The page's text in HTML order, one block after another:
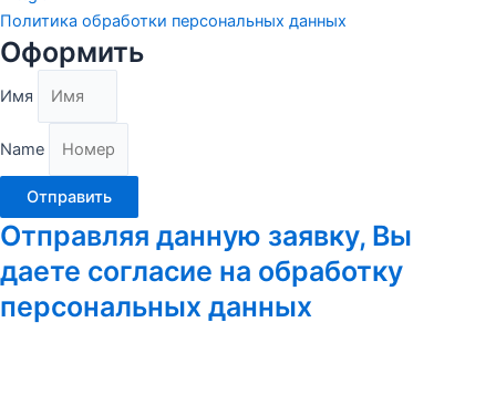
Политика обработки персональных данных
Оформить
Имя
Name
Отправить
Отправляя данную заявку, Вы
даете согласие на обработку
персональных данных